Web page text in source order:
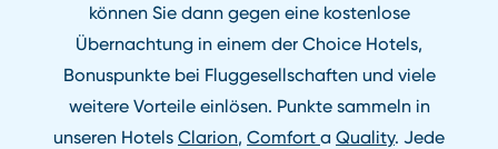
können Sie dann gegen eine kostenlose
Übernachtung in einem der Choice Hotels,
Bonuspunkte bei Fluggesellschaften und viele
weitere Vorteile einlösen. Punkte sammeln in
unseren Hotels Clarion, Comfort a Quality. Jede